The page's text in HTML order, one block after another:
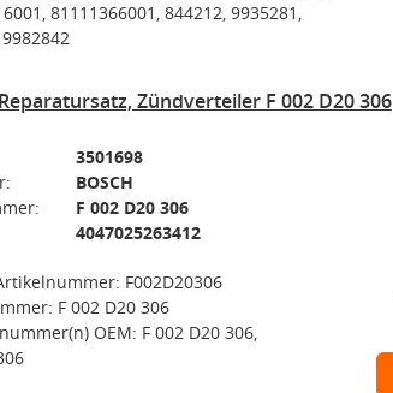
81111366001, 844212, 9935281,
Zündverteiler F 002 D20 306
3501698
BOSCH
F 002 D20 306
4047025263412
F002D20306
F 002 D20 306
OEM: F 002 D20 306,